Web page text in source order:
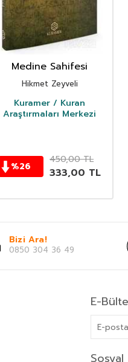
Medine Sahifesi
Hikmet Zeyveli
Kuramer / Kuran
Araştırmaları Merkezi
%26
450,00TL
333,00 TL
Bizi Ara!
0850 304 36 49
E-
Sosyal